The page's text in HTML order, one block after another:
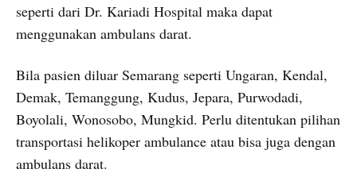
seperti dari Dr. Kariadi Hospital maka dapat
menggunakan ambulans darat.
Bila pasien diluar Semarang seperti Ungaran, Kendal,
Demak, Temanggung, Kudus, Jepara, Purwodadi,
Boyolali, Wonosobo, Mungkid. Perlu ditentukan pilihan
transportasi helikoper ambulance atau bisa juga dengan
ambulans darat.